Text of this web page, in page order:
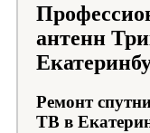
антенн
Ремонт
ТВ в